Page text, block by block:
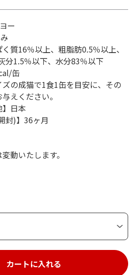
ー
質16％以上、粗脂肪0.5％以上、
分1.5％以下、水分83％以下
缶
ズの成猫で1食1缶を目安に、その
えください。
】日本
封)】36ヶ月
動いたします。
カートに入れる